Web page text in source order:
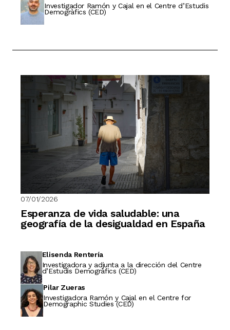
Investigador Ramón y Cajal en el Centre d’Estudis
Demogràfics (CED)
07/01/2026
Esperanza de vida saludable: una
geografía de la desigualdad en España
Elisenda Rentería
Investigadora y adjunta a la dirección del Centre
d’Estudis Demogràfics (CED)
Pilar Zueras
Investigadora Ramón y Cajal en el Centre for
Demographic Studies (CED)